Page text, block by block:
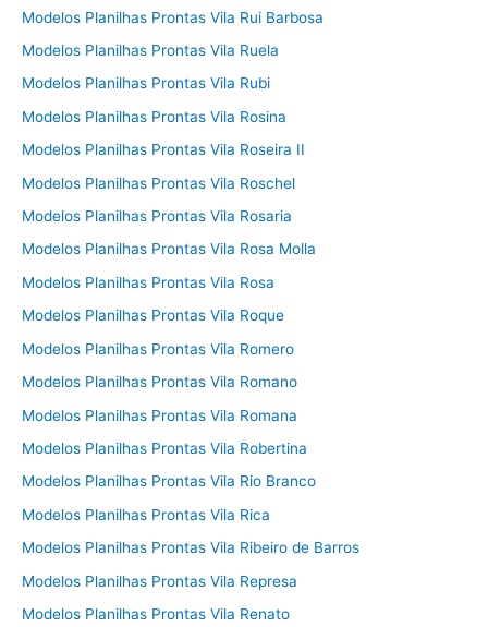
Modelos Planilhas Prontas Vila Rui Barbosa
Modelos Planilhas Prontas Vila Ruela
Modelos Planilhas Prontas Vila Rubi
Modelos Planilhas Prontas Vila Rosina
Modelos Planilhas Prontas Vila Roseira II
Modelos Planilhas Prontas Vila Roschel
Modelos Planilhas Prontas Vila Rosaria
Modelos Planilhas Prontas Vila Rosa Molla
Modelos Planilhas Prontas Vila Rosa
Modelos Planilhas Prontas Vila Roque
Modelos Planilhas Prontas Vila Romero
Modelos Planilhas Prontas Vila Romano
Modelos Planilhas Prontas Vila Romana
Modelos Planilhas Prontas Vila Robertina
Modelos Planilhas Prontas Vila Rio Branco
Modelos Planilhas Prontas Vila Rica
Modelos Planilhas Prontas Vila Ribeiro de Barros
Modelos Planilhas Prontas Vila Represa
Modelos Planilhas Prontas Vila Renato